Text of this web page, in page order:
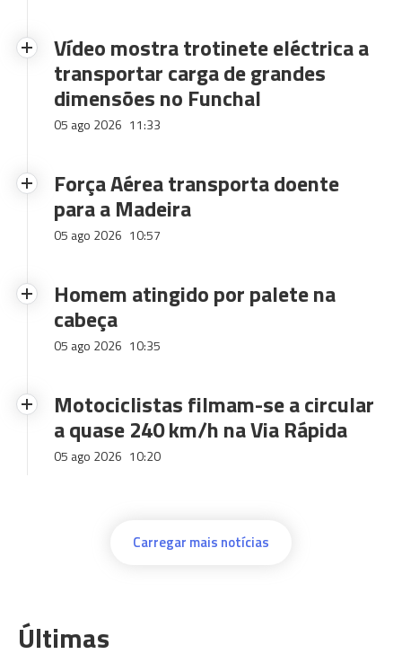
Vídeo mostra trotinete eléctrica a
transportar carga de grandes
dimensões no Funchal
05 ago 2026 11:33
Força Aérea transporta doente
para a Madeira
05 ago 2026 10:57
Homem atingido por palete na
cabeça
05 ago 2026 10:35
Motociclistas filmam-se a circular
a quase 240 km/h na Via Rápida
05 ago 2026 10:20
Carregar mais notícias
Últimas